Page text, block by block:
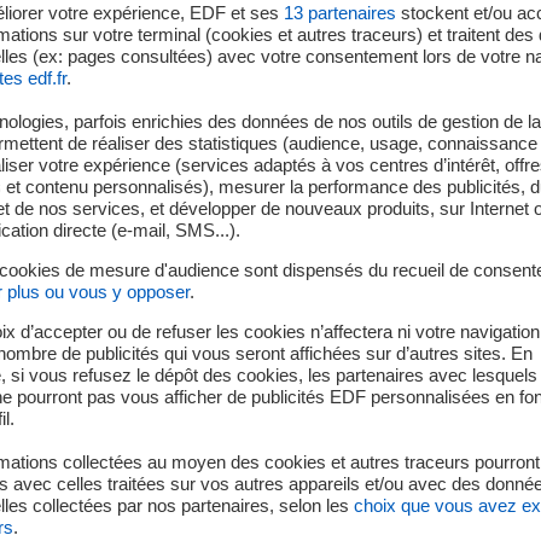
de production n°1 a été reconnectée au réseau
suite à la détection d’un dysfonctionnement sur sa turbine
et investigations nécessaires, les équipes de la centrale
arrêt programmé pour maintenance annuelle, les unités
à la détection d’un dysfonctionnement sur la turbine de
votre expérience, EDF et ses 13 partenaires stockent et/ou
sur votre terminal (cookies et autres traceurs) et traitent des
(ex: pages consultées) avec votre consentement lors de votre
edf.fr.
parfois enrichies des données de nos outils de gestion de
de réaliser des statistiques (audience, usage,
votre expérience (services adaptés à vos centres d’intérêt,
et contenu personnalisés), mesurer la performance des publicités,
de nos services, et développer de nouveaux produits, sur Internet
directe (e-mail, SMS...).
de mesure d'audience sont dispensés du recueil de
plus ou vous y opposer.
d’accepter ou de refuser les cookies n’affectera ni votre
de publicités qui vous seront affichées sur d’autres sites. En
si vous refusez le dépôt des cookies, les partenaires avec
pourront pas vous afficher de publicités EDF personnalisées en
collectées au moyen des cookies et autres traceurs
avec celles traitées sur vos autres appareils et/ou avec des
collectées par nos partenaires, selon les choix que vous avez
.